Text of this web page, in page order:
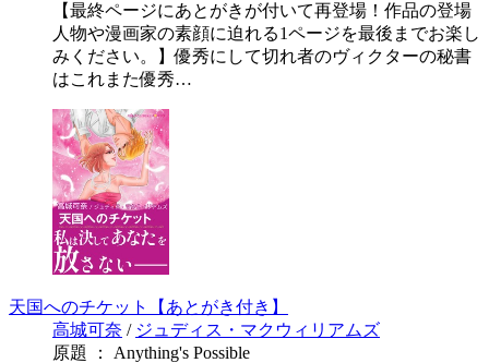
【最終ページにあとがきが付いて再登場！作品の登場
人物や漫画家の素顔に迫れる1ページを最後までお楽し
みください。】優秀にして切れ者のヴィクターの秘書
はこれまた優秀…
天国へのチケット【あとがき付き】
高城可奈 / ジュディス・マクウィリアムズ
原題 ： Anything's Possible